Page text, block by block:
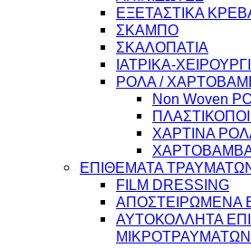
ΕΞΕΤΑΣΤΙΚΑ
ΣΚΑΜΠΟ
ΣΚΑΛΟΠΑΤΙΑ
ΙΑΤΡΙΚΑ-
ΡΟΛΑ /
Non Woven
ΧΑΡΤΙΝΑ
ΕΠΙΘΕΜΑΤΑ
FILM DRESSING
ΑΠΟΣΤΕΙΡΩΜΕΝΑ
ΑΥΤΟΚΟΛΛΗΤΑ
ΜΙΚΡΟΤΡΑΥΜΑΤΩΝ